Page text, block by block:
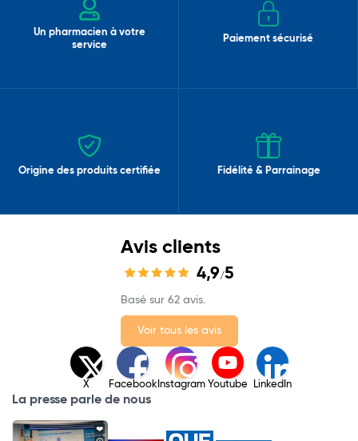
Un pharmacien à votre
service
Paiement sécurisé
Origine des produits certifiée Fidélité & Parrainage
Avis clients
4,9/5
Basé sur 62 avis.
Voir tous les avis
X Facebook Instagram Youtube LinkedIn
La presse parle de nous